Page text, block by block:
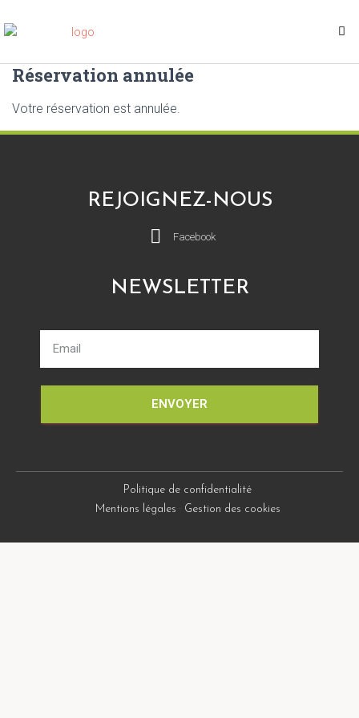
Réservation annulée
Votre réservation est annulée.
REJOIGNEZ-NOUS
Facebook
NEWSLETTER
ENVOYER
Politique de confidentialité
Mentions légales - Gestion des cookies